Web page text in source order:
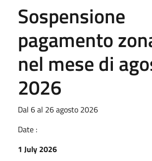
Sospensione
pagamento
nel mese di
2026
Dal 6 al 26 agosto 2026
Date :
1 July 2026